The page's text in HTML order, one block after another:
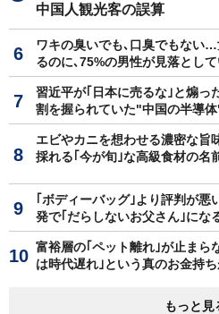
中国人観光客の誤算
ワキの臭いでも､口臭でもない
るのに､75%の男性が見落とし
習近平が｢日本に売るな｣と煽
割を握られていた"中国の半導
エビやカニを想わせる濃密な
採れる｢今が旬｣な高級食材の名
｢ボディーバッグ｣より評判が
発で｢だらしないお父さん｣にな
富裕層の｢ペット離れ｣が止ま
は時代遅れ｣という真のお金持
もっと見